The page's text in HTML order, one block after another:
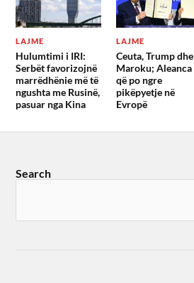
LAJME
Hulumtimi i IRI:
Serbët favorizojnë
marrëdhënie më të
ngushta me Rusinë,
pasuar nga Kina
LAJME
Ceuta, Trump dhe
Maroku; Aleanca
që po ngre
pikëpyetje në
Evropë
Search